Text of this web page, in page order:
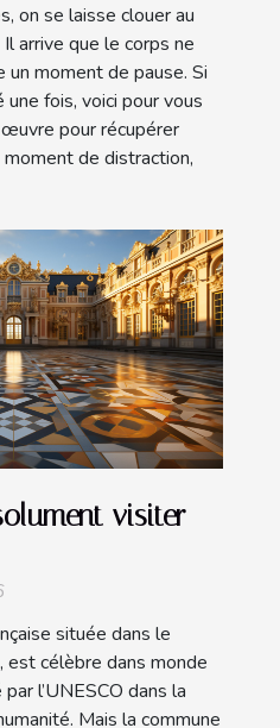
on se laisse clouer au
arrive que le corps ne
moment de pause. Si
fois, voici pour vous
pour récupérer
moment de distraction,
visiter
située dans le
est célèbre dans monde
l’UNESCO dans la
Mais la commune